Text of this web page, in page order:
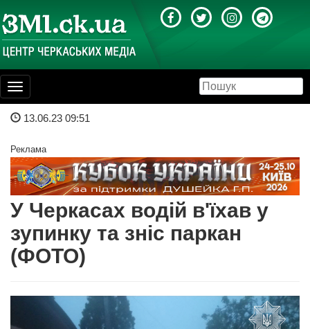
Toggle
navigation
13.06.23 09:51
Реклама
У Черкасах водій в'їхав у
зупинку та зніс паркан
(ФОТО)